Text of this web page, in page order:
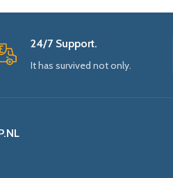
24/7 Support.
It has survived not only.